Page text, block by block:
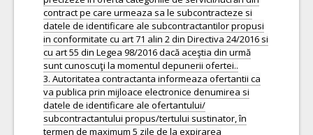
contract pe care urmeaza sa le subcontracteze si
datele de identificare ale subcontractantilor propusi
in conformitate cu art 71 alin 2 din Directiva 24/2016 si
cu art 55 din Legea 98/2016 dacă aceştia din urmă
sunt cunoscuţi la momentul depunerii ofertei..
3. Autoritatea contractanta informeaza ofertantii ca
va publica prin mijloace electronice denumirea si
datele de identificare ale ofertantului/
subcontractantului propus/tertului sustinator, în
termen de maximum 5 zile de la expirarea